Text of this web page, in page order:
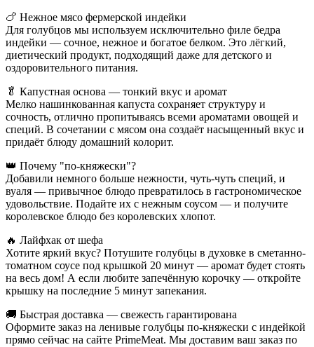
🍗 Нежное мясо фермерской индейки
Для голубцов мы используем исключительно филе бедра
индейки — сочное, нежное и богатое белком. Это лёгкий,
диетический продукт, подходящий даже для детского и
оздоровительного питания.
🥬 Капустная основа — тонкий вкус и аромат
Мелко нашинкованная капуста сохраняет структуру и
сочность, отлично пропитываясь всеми ароматами овощей и
специй. В сочетании с мясом она создаёт насыщенный вкус и
придаёт блюду домашний колорит.
👑 Почему "по-княжески"?
Добавили немного больше нежности, чуть-чуть специй, и
вуаля — привычное блюдо превратилось в гастрономическое
удовольствие. Подайте их с нежным соусом — и получите
королевское блюдо без королевских хлопот.
🔥 Лайфхак от шефа
Хотите яркий вкус? Потушите голубцы в духовке в сметанно-
томатном соусе под крышкой 20 минут — аромат будет стоять
на весь дом! А если любите запечённую корочку — откройте
крышку на последние 5 минут запекания.
🚚 Быстрая доставка — свежесть гарантирована
Оформите заказ на ленивые голубцы по-княжески с индейкой
прямо сейчас на сайте PrimeMeat. Мы доставим ваш заказ по